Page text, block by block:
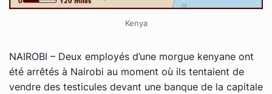
Kenya
NAIROBI – Deux employés d’une morgue kenyane ont
été arrêtés à Nairobi au moment où ils tentaient de
vendre des testicules devant une banque de la capitale